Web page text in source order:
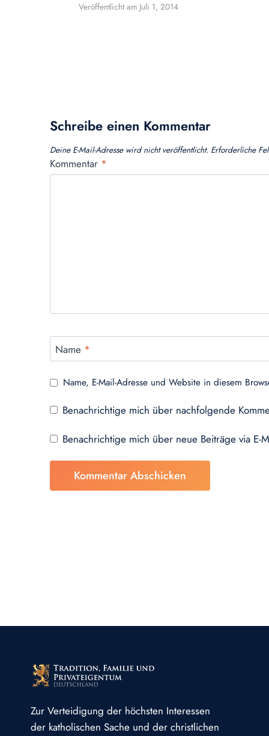
Veröffentlicht am Juli 1, 2014
Schreibe einen Kommentar
Deine E-Mail-Adresse wird nicht veröffentlicht. Erforderliche
Kommentar *
Name *
Name, E-Mail-Adresse und Website in diesem
Benachrichtige mich über nachfolgende
Benachrichtige mich über neue Beiträge via E-
Zur Verteidigung der höchsten Interessen
der katholischen Sache und der christlichen